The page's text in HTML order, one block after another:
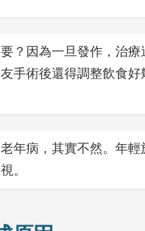
？因為一旦發作，治
手術後還得調整飲食
年病，其實不然。年
。